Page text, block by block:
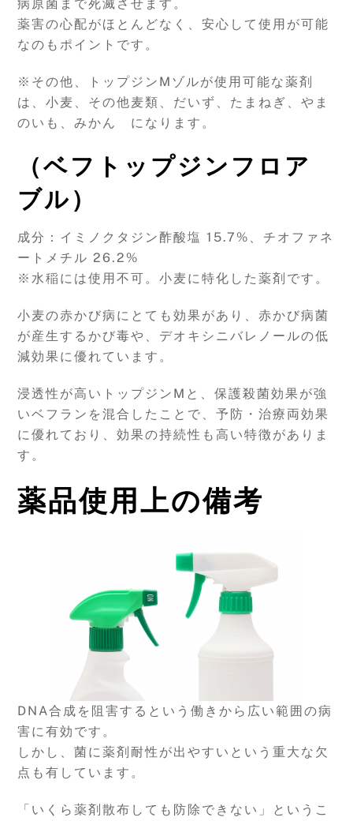
病原菌まで死滅させます。
薬害の心配がほとんどなく、安心して使用が可能
なのもポイントです。
※その他、トップジンMゾルが使用可能な薬剤
は、小麦、その他麦類、だいず、たまねぎ、やま
のいも、みかん になります。
（ベフトップジンフロア
ブル）
成分：イミノクタジン酢酸塩 15.7%、チオファネ
ートメチル 26.2%
※水稲には使用不可。小麦に特化した薬剤です。
小麦の赤かび病にとても効果があり、赤かび病菌
が産生するかび毒や、デオキシニバレノールの低
減効果に優れています。
浸透性が高いトップジンMと、保護殺菌効果が強
いベフランを混合したことで、予防・治療両効果
に優れており、効果の持続性も高い特徴がありま
す。
薬品使用上の備考
DNA合成を阻害するという働きから広い範囲の病
害に有効です。
しかし、菌に薬剤耐性が出やすいという重大な欠
点も有しています。
「いくら薬剤散布しても防除できない」というこ